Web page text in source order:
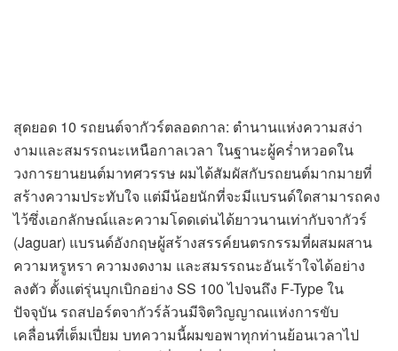
สุดยอด 10 รถยนต์จากัวร์ตลอดกาล: ตำนานแห่งความสง่า
งามและสมรรถนะเหนือกาลเวลา ในฐานะผู้คร่ำหวอดใน
วงการยานยนต์มาทศวรรษ ผมได้สัมผัสกับรถยนต์มากมายที่
สร้างความประทับใจ แต่มีน้อยนักที่จะมีแบรนด์ใดสามารถคง
ไว้ซึ่งเอกลักษณ์และความโดดเด่นได้ยาวนานเท่ากับจากัวร์
(Jaguar) แบรนด์อังกฤษผู้สร้างสรรค์ยนตรกรรมที่ผสมผสาน
ความหรูหรา ความงดงาม และสมรรถนะอันเร้าใจได้อย่าง
ลงตัว ตั้งแต่รุ่นบุกเบิกอย่าง SS 100 ไปจนถึง F-Type ใน
ปัจจุบัน รถสปอร์ตจากัวร์ล้วนมีจิตวิญญาณแห่งการขับ
เคลื่อนที่เต็มเปี่ยม บทความนี้ผมขอพาทุกท่านย้อนเวลาไป